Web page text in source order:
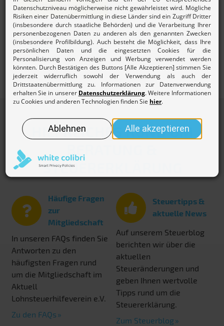
Beitrag berechnen
Mehr zurBeitragsordnung und den Gebühren des
Lohnsteuerhilfevereins.
HILFREICHES RUND UM
BERATUNG &
STEUERERKLÄRUNG
Häufige Fragen
zur
Mitgliedschaft
In unseren FAQs finden Sie
Antworten zu den
häufigsten Fragen rund
um die Mitgliedschaft im
Aktuell
Lohnsteuerhilfeverein e.V.
Zu den FAQs
Steuertipps &
aktuelle News
Auf unserem Steuerblog
berichten wir über die
aktuellen
Steueränderungen und
geben Ihnen wertvolle
Tipps rund um die
Steuererklärung.
Zum Steuerblog